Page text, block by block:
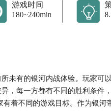
游戏时间
180~240min
未有的银河内战体验。玩家可
，每一方都有不同的胜利条件
着不同的游戏目标。作为银